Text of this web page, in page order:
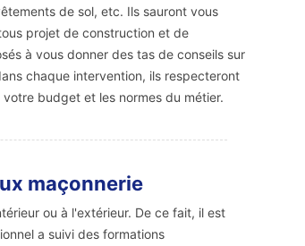
de sol, etc. Ils sauront vous
projet de construction et de
à vous donner des tas de conseils sur
chaque intervention, ils respecteront
budget et les normes du métier.
maçonnerie
ou à l'extérieur. De ce fait, il est
a suivi des formations